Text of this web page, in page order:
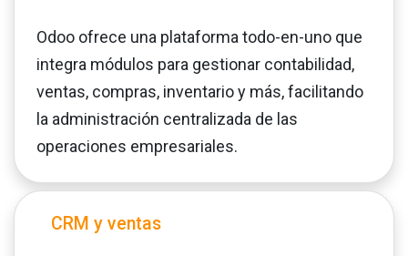
Odoo ofrece una plataforma todo-en-uno que
integra módulos para gestionar contabilidad,
ventas, compras, inventario y más, facilitando
la administración centralizada de las
operaciones empresariales.
CRM y ventas